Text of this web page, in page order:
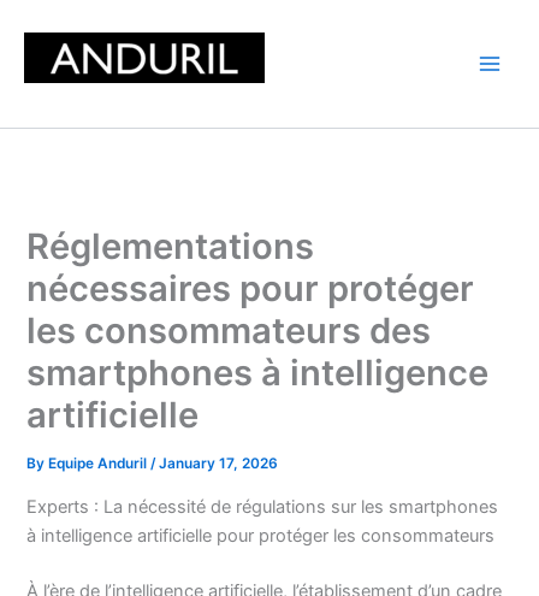
content
Réglementations
nécessaires pour protéger
les consommateurs des
smartphones à intelligence
artificielle
By Equipe Anduril/January 17, 2026
Experts : La nécessité de régulations sur les smartphones
à intelligence artificielle pour protéger les consommateurs
À l’ère de l’intelligence artificielle, l’établissement d’un cadre